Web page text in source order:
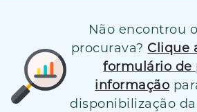
Não encontrou
procurava? Clique
formulário de
informação
disponibilização